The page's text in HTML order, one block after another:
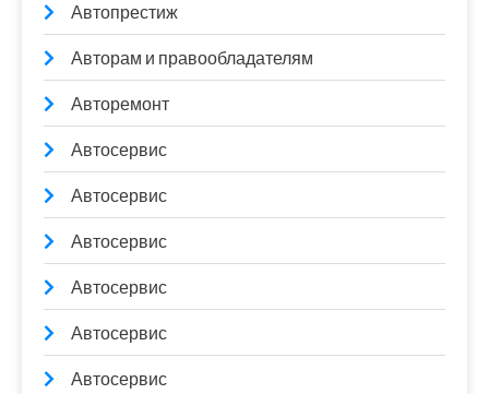
Автопрестиж
Авторам и правообладателям
Авторемонт
Автосервис
Автосервис
Автосервис
Автосервис
Автосервис
Автосервис